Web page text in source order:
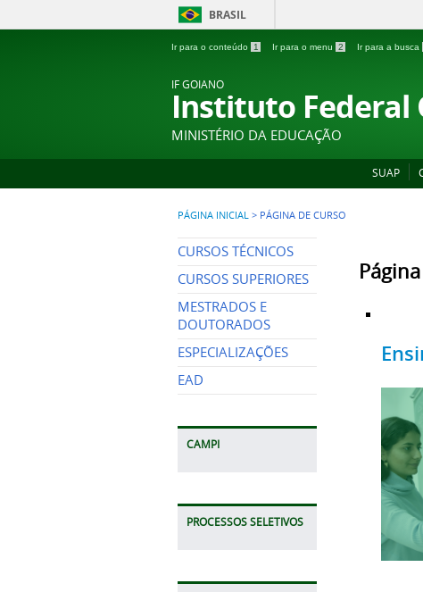
BRASIL
Ir para o conteúdo 1 Ir para o menu 2 Ir para a busca
IF GOIANO
Instituto Federal
MINISTÉRIO DA EDUCAÇÃO
SUAP
PÁGINA INICIAL > PÁGINA DE CURSO
CURSOS TÉCNICOS
CURSOS SUPERIORES
MESTRADOS E
DOUTORADOS
ESPECIALIZAÇÕES
EAD
CAMPI
PROCESSOS SELETIVOS